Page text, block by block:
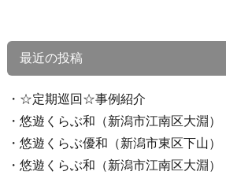
最近の投稿
☆定期巡回☆事例紹介
悠遊くらぶ和（新潟市江南区大淵
悠遊くらぶ優和（新潟市東区下山
悠遊くらぶ和（新潟市江南区大淵